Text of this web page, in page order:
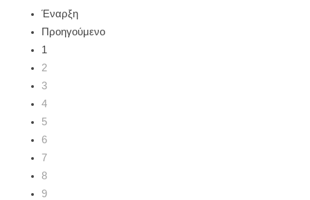
Έναρξη
Προηγούμενο
1
2
3
4
5
6
7
8
9